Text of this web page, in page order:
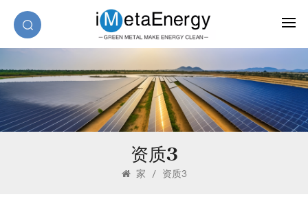
资质3
家 / 资质3